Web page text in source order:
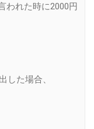
われた時に2000円
した場合、